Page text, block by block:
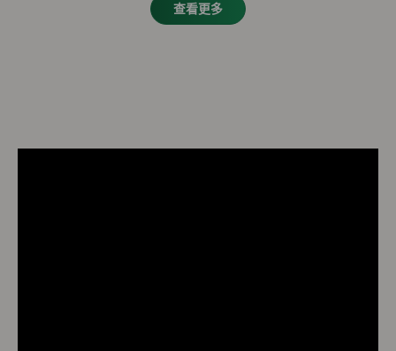
查看更多